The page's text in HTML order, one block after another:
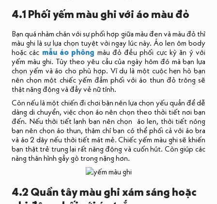
4.1 Phối yếm màu ghi với áo màu đỏ
Bạn quá nhàm chán với sự phối hợp giữa màu đen và màu đỏ thì
màu ghi là sự lựa chọn tuyệt vời ngay lúc này. Áo len ôm body
hoặc các mẫu áo phông màu đỏ đều phối cực kỳ ăn ý với
yếm màu ghi. Tùy theo yêu cầu của ngày hôm đó mà bạn lựa
chọn yếm và áo cho phù hợp. Ví dụ là một cuộc hẹn hò bạn
nên chọn một chiếc yếm đầm phối với áo thun đỏ trông sẽ
thật năng động và đầy vẻ nữ tính.
Còn nếu là một chiến đi chơi bận nên lựa chọn yếu quần để dễ
dàng di chuyển, việc chọn áo nên chọn theo thời tiết nơi bạn
đến. Nếu thời tiết lạnh bạn nên chọn áo len, thời tiết nóng
bạn nên chọn áo thun, thậm chí bạn có thể phối cả với áo bra
và áo 2 dây nếu thời tiết mát mẻ. Chiếc yếm màu ghi sẽ khiến
bạn thật trẻ trung lại rất năng động và cuốn hút. Còn giúp các
nàng thân hình gầy gò trong nặng hơn.
4.2 Quần tây màu ghi xám sáng hoặc